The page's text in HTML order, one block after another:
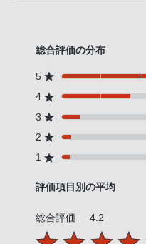
総合評価の分布
5
4
3
2
1
評価項目別の平均
総合評価 4.2